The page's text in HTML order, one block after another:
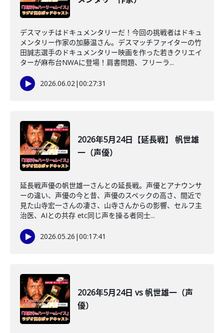
デスマッチはドキュメンタリーだ！今回の挑戦者はドキュ
メンタリー作家の加藤温さん。デスマッチファイターの竹
田誠志選手のドキュメンタリー映画を作った若きクリエイ
ターが麻布台NWAに登場！肩書問題、フリーラ...
2026.06.02|00:27:31
2026年5月24日【延長戦】 帆世雄
一（声優）
延長戦声優の帆世雄一さんとの延長戦。声優とアナウンサ
ーの違い、声優の今と昔、声優のスペックの高さ、間近で
見た山寺宏一さんの凄さ、山寺さんからの影響、セルフ主
治医、AIとの共存 etc同じ声を操る者同士...
2026.05.26 |00:17:41
2026年5月24日 vs 帆世雄一（声
優）